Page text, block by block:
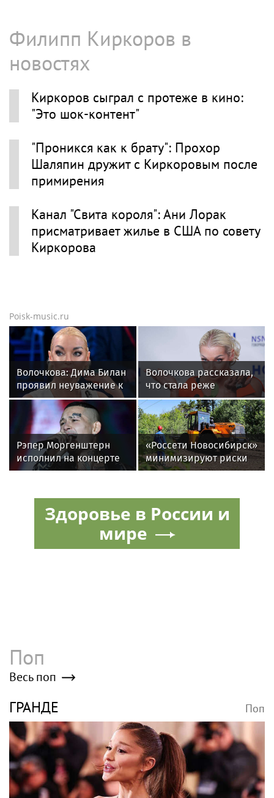
Филипп Киркоров в
новостях
Киркоров сыграл с протеже в кино:
"Это шок-контент"
"Проникся как к брату": Прохор
Шаляпин дружит с Киркоровым после
примирения
Канал "Свита короля": Ани Лорак
присматривает жилье в США по совету
Киркорова
Poisk-music.ru
Волочкова: Дима Билан
проявил неуважение к
зрителям на своем
концерте в Москве
Волочкова рассказала,
что стала реже
показывать шпагаты
из-за операции на ноге
Рэпер Моргенштерн
исполнил на концерте
песню Мии Бойки
«Россети Новосибирск»
минимизируют риски
повреждений ЛЭП за
расчистки просек
Здоровье в России и
мире
Поп
Весь поп
ГРАНДЕ Поп